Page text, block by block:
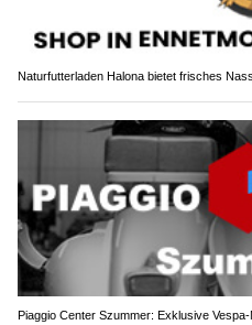
Naturfutterladen Halona bietet frisches
Piaggio Center Szummer: Exklusive